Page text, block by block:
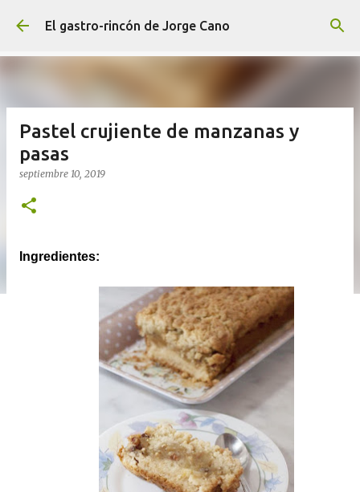
Ir al contenido principal
El gastro-rincón de Jorge Cano
Pastel crujiente de manzanas y
pasas
septiembre 10, 2019
Ingredientes: